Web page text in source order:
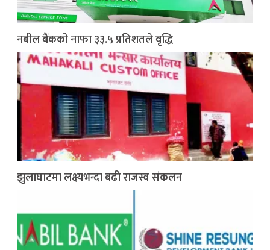
नबील बैंकको नाफा ३३.५ प्रतिशतले वृद्धि
झुलाघाटमा लक्ष्यभन्दा बढी राजस्व संकलन